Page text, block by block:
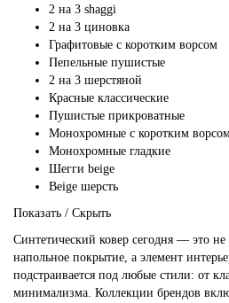
2 на 3 shaggi
2 на 3 циновка
Графитовые с коротким ворсом
Пепельные пушистые
2 на 3 шерстяной
Красные классические
Пушистые прикроватные
Монохромные с коротким
Монохромные гладкие
Шегги beige
Beige шерсть
Показать / Скрыть
Синтетический ковер сегодня — это не
напольное покрытие, а элемент
подстраивается под любые стили: от
минимализма. Коллекции брендов